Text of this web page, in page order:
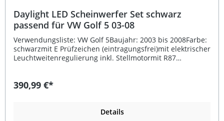
Daylight LED Scheinwerfer Set schwarz
passend für VW Golf 5 03-08
Verwendungsliste: VW Golf 5Baujahr: 2003 bis 2008Farbe:
schwarzmit E Prüfzeichen (eintragungsfrei)mit elektrischer
Leuchtweitenregulierung inkl. Stellmotormit R87
moderne und sportliche Aufwertung für das
Scheinwerfer sind hochwertig verarbeitet und
390,99 €*
Details